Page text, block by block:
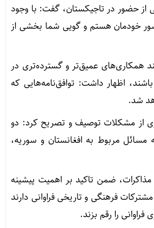
از حضور در تاجیکستان، گفت: با وجود
خودمان هستم و گویی شما بخشی از
همکاری‌های عمیق‌تر و گسترده‌تری در
اظهار داشت: توافق‌‌نامه‌هایی که
شد.
از مشکلات توصیف و تصریح کرد: دو
مربوط به افغانستان و سوریه،
ضمن تاکید بر اهمیت پیشینه
فرهنگی و تاریخی فراوانی دارند
را رقم بزند.